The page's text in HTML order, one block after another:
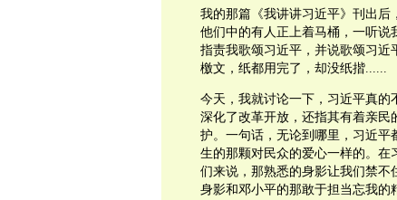
我的那篇《我讲讲习近平》刊出后
他们中的有人正上着马桶，一听说
指责我歌颂习近平，并说歌颂习
檄文，纸都用完了，却没纸揩......
今天，我就讨论一下，习近平真
深化了改革开放，还指其有着亲
护。一句话，无论到哪里，习近
生的那颗对民众的爱心一样的。
们来说，那熟悉的身影让我们禁不
身影和邓小平的那敢于担当忘我